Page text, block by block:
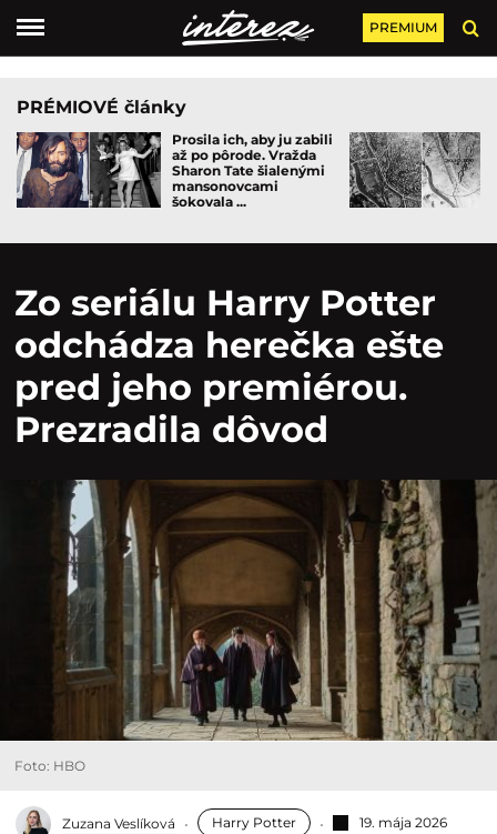
PREMIUM
PRÉMIOVÉ články
Prosila ich, aby ju zabili
až po pôrode. Vražda
Sharon Tate šialenými
mansonovcami
šokovala ...
Zo seriálu Harry Potter
odchádza herečka ešte
pred jeho premiérou.
Prezradila dôvod
Foto: HBO
Zuzana Veslíková Harry Potter 19. mája 2026